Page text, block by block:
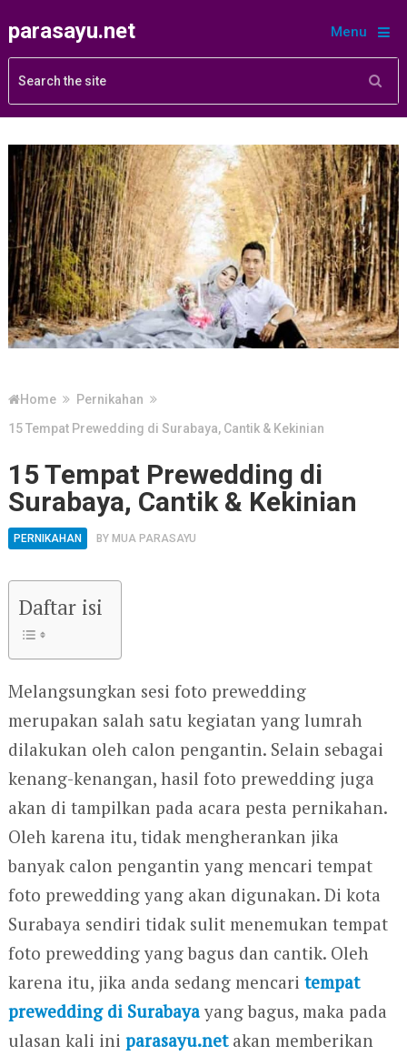
parasayu.net Menu
Home
Pernikahan
15 Tempat Prewedding di Surabaya, Cantik & Kekinian
15 Tempat Prewedding di
Surabaya, Cantik & Kekinian
PERNIKAHAN BY MUA PARASAYU
Daftar isi
Melangsungkan sesi foto prewedding
merupakan salah satu kegiatan yang lumrah
dilakukan oleh calon pengantin. Selain sebagai
kenang-kenangan, hasil foto prewedding juga
akan di tampilkan pada acara pesta pernikahan.
Oleh karena itu, tidak mengherankan jika
banyak calon pengantin yang mencari tempat
foto prewedding yang akan digunakan. Di kota
Surabaya sendiri tidak sulit menemukan tempat
foto prewedding yang bagus dan cantik. Oleh
karena itu, jika anda sedang mencari tempat
prewedding di Surabayayang bagus, maka pada
ulasan kali ini parasayu.netakan memberikan